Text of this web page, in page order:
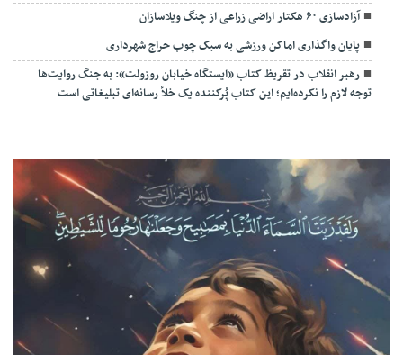
آزادسازی ۶۰ هکتار اراضی زراعی از چنگ ویلاسازان
پایان واگذاری اماکن ورزشی به سبک چوب حراج شهرداری
رهبر انقلاب در تقریظ کتاب «ایستگاه خیابان روزولت»: به جنگ روایت‌ها
توجه لازم را نکرده‌ایم؛ این کتاب پُرکننده‌ یک خلأ رسانه‌ای تبلیغاتی است